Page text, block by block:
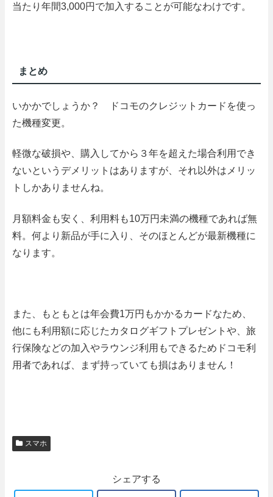
当たり年間3,000円で加入することが可能なわけです。
まとめ
いかかでしょうか？ ドコモのクレジットカードを使っ
た機種変更。
軽微な破損や、購入してから３年を超えた場合利用でき
ないというデメリットはありますが、それ以外はメリッ
トしかありませんね。
月額料金も安く、利用料も10万円未満の機種であれば無
料。何より新品が手に入り、そのほとんどが最新機種に
なります。
また、もともとは年会費1万円もかかるカードなため、
他にも利用額に応じたカタログギフトプレゼントや、旅
行保険などの加入やラウンジ利用もできるためドコモ利
用者であれば、まず持っていても損はありません！
スマホ
シェアする